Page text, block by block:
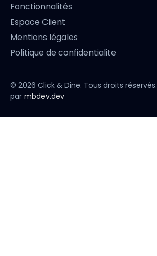
Fonctionnalités
Espace Client
Mentions légales
Politique de confidentialite
© 2026 Click & Dine. Tous droits
par mbdev.dev